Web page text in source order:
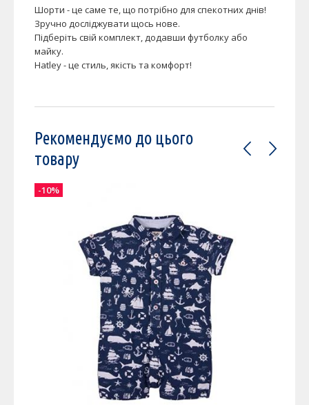
Шорти - це саме те, що потрібно для спекотних днів!
Зручно досліджувати щось нове.
Підберіть свій комплект, додавши футболку або
майку.
Hatley - це стиль, якість та комфорт!
Рекомендуємо до цього
товару
-10%